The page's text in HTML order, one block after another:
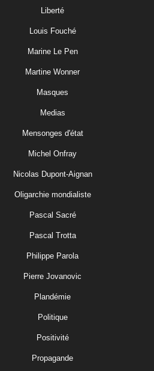
Liberté
Louis Fouché
Marine Le Pen
Martine Wonner
Masques
Medias
Mensonges d'état
Michel Onfray
Nicolas Dupont-Aignan
Oligarchie mondialiste
Pascal Sacré
Pascal Trotta
Philippe Parola
Pierre Jovanovic
Plandémie
Politique
Positivité
Propagande